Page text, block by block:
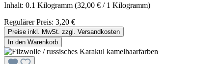
Inhalt: 0.1 Kilogramm (32,00 € / 1 Kilogramm)
Regulärer Preis: 3,20 €
Preise inkl. MwSt. zzgl. Versandkosten
In den Warenkorb